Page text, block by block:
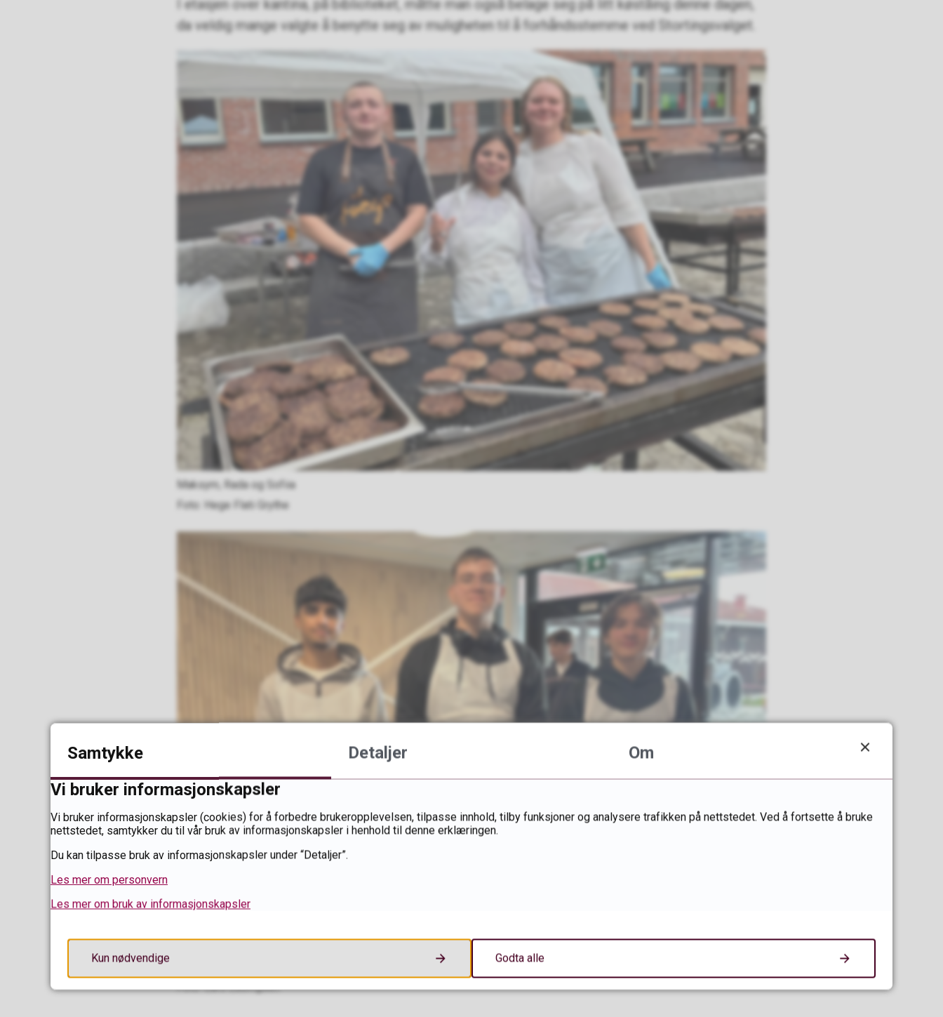
I etasjen over kantina, på biblioteket, måtte man også belage seg på litt køståing denne dagen,
da veldig mange valgte å benytte seg av muligheten til å forhåndsstemme ved Stortingsvalget.
Maksym, Rada og Sofiia
Hege Flati Grythe
Lars Ludvigsen
Samtykke Detaljer
Om
Vi bruker informasjonskapsler
Vi bruker informasjonskapsler (cookies) for å forbedre brukeropplevelsen, tilpasse innhold, tilby funksjoner og analysere trafikken på nettstedet. Ved å fortsette å bruke
nettstedet, samtykker du til vår bruk av informasjonskapsler i henhold til denne erklæringen.
Du kan tilpasse bruk av informasjonskapsler under “Detaljer”.
Les mer om personvern
Les mer om bruk av informasjonskapsler
Kun nødvendige Godta alle